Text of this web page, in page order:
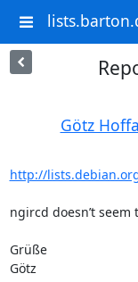
Götz
http://
ngircd doesn’t
Grüße
Götz